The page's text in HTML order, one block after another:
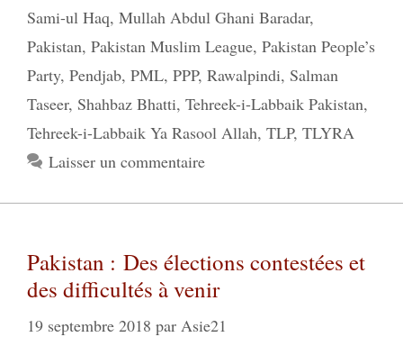
Sami-ul Haq, Mullah Abdul Ghani Baradar,
Pakistan, Pakistan Muslim League, Pakistan People’s
Party, Pendjab, PML, PPP, Rawalpindi, Salman
Taseer, Shahbaz Bhatti, Tehreek-i-Labbaik Pakistan,
Tehreek-i-Labbaik Ya Rasool Allah, TLP, TLYRA
Laisser un commentaire
Pakistan : Des élections contestées et
des difficultés à venir
19 septembre 2018 par Asie21